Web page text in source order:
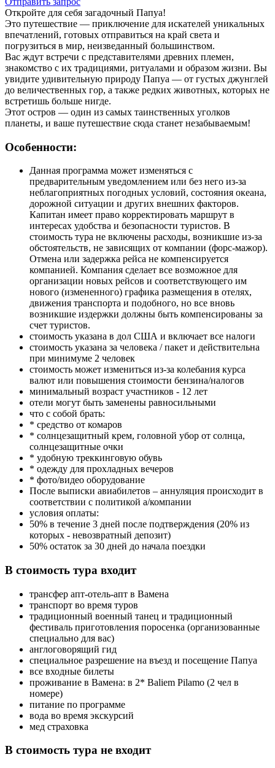
Откройте для себя загадочный Папуа!
Это путешествие — приключение для искателей уникальных
впечатлений, готовых отправиться на край света и
погрузиться в мир, неизведанный большинством.
Вас ждут встречи с представителями древних племен,
знакомство с их традициями, ритуалами и образом жизни. Вы
увидите удивительную природу Папуа — от густых джунглей
до величественных гор, а также редких животных, которых не
встретишь больше нигде.
Этот остров — один из самых таинственных уголков
планеты, и ваше путешествие сюда станет незабываемым!
Особенности:
Данная программа может изменяться с
предварительным уведомлением или без него из-за
неблагоприятных погодных условий, состояния океана,
дорожной ситуации и других внешних факторов.
Капитан имеет право корректировать маршрут в
интересах удобства и безопасности туристов. В
стоимость тура не включены расходы, возникшие из-за
обстоятельств, не зависящих от компании (форс-мажор).
Отмена или задержка рейса не компенсируется
компанией. Компания сделает все возможное для
организации новых рейсов и соответствующего им
нового (измененного) графика размещения в отелях,
движения транспорта и подобного, но все вновь
возникшие издержки должны быть компенсированы за
счет туристов.
стоимость указана в дол США и включает все налоги
стоимость указана за человека / пакет и действительна
при минимуме 2 человек
стоимость может измениться из-за колебания курса
валют или повышения стоимости бензина/налогов
минимальный возраст участников - 12 лет
отели могут быть заменены равносильными
что с собой брать:
* средство от комаров
* солнцезащитный крем, головной убор от солнца,
солнцезащитные очки
* удобную треккинговую обувь
* одежду для прохладных вечеров
* фото/видео оборудование
После выписки авиабилетов – аннуляция происходит в
соответствии с политикой а/компании
условия оплаты:
50% в течение 3 дней после подтверждения (20% из
которых - невозвратный депозит)
50% остаток за 30 дней до начала поездки
В стоимость тура входит
трансфер апт-отель-апт в Вамена
транспорт во время туров
традиционный военный танец и традиционный
фестиваль приготовления поросенка (организованные
специально для вас)
англоговорящий гид
специальное разрешение на въезд и посещение Папуа
все входные билеты
проживание в Вамена: в 2* Baliem Pilamo (2 чел в
номере)
питание по программе
вода во время экскурсий
мед страховка
В стоимость тура не входит